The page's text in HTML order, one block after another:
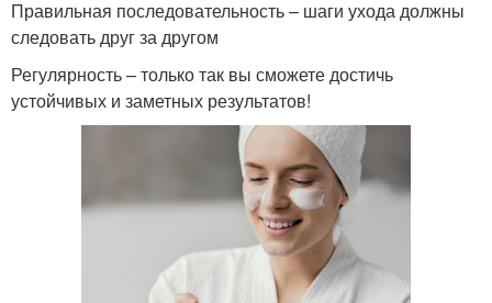
Правильная последовательность – шаги ухода должны
следовать друг за другом
Регулярность – только так вы сможете достичь
устойчивых и заметных результатов!